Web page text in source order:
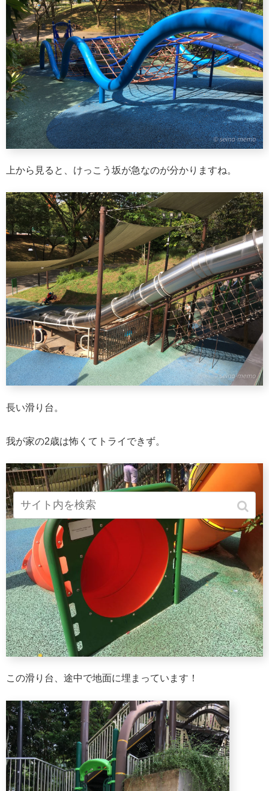
上から見ると、けっこう坂が急なのが分かりますね。
長い滑り台。
我が家の2歳は怖くてトライできず。
この滑り台、途中で地面に埋まっています！